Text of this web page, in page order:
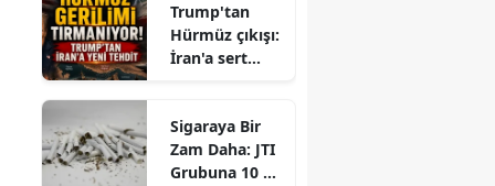
%92,3
Trump'tan
Hürmüz çıkışı:
İran'a sert
Sigaraya Bir
Zam Daha: JTI
Grubuna 10 TL